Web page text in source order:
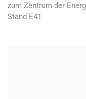
zum Zentrum der
Stand E41